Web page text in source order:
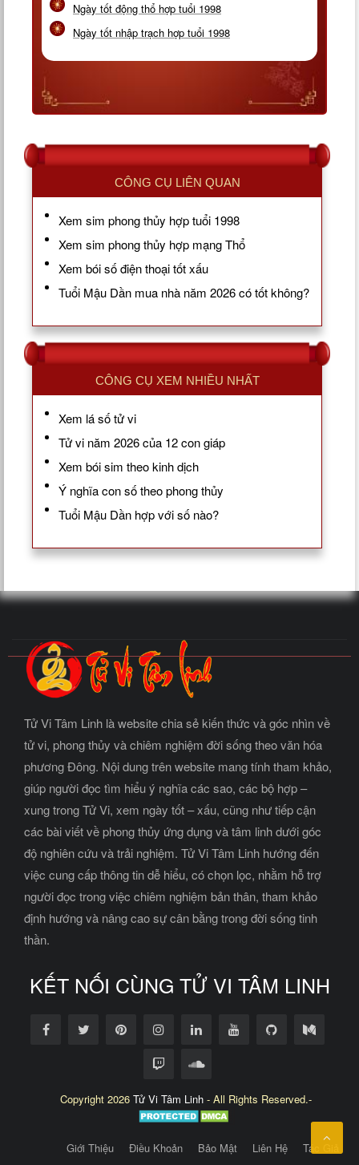
Ngày tốt động thổ hợp tuổi 1998
Ngày tốt nhập trạch hợp tuổi 1998
CÔNG CỤ LIÊN QUAN
Xem sim phong thủy hợp tuổi 1998
Xem sim phong thủy hợp mạng Thổ
Xem bói số điện thoại tốt xấu
Tuổi Mậu Dần mua nhà năm 2026 có tốt không?
CÔNG CỤ XEM NHIỀU NHẤT
Xem lá số tử vi
Tử vi năm 2026 của 12 con giáp
Xem bói sim theo kinh dịch
Ý nghĩa con số theo phong thủy
Tuổi Mậu Dần hợp với số nào?
Tử Vi Tâm Linh là website chia sẻ kiến thức và góc nhìn về
tử vi, phong thủy và chiêm nghiệm đời sống theo văn hóa
phương Đông. Nội dung trên website mang tính tham khảo,
giúp người đọc tìm hiểu ý nghĩa các sao, các bộ hợp –
xung trong Tử Vi, xem ngày tốt – xấu, cũng như tiếp cận
các bài viết về phong thủy ứng dụng và tâm linh dưới góc
độ nghiên cứu và trải nghiệm. Tử Vi Tâm Linh hướng đến
việc cung cấp thông tin dễ hiểu, có chọn lọc, nhằm hỗ trợ
người đọc trong việc chiêm nghiệm bản thân, tham khảo
định hướng và nâng cao sự cân bằng trong đời sống tinh
thần.
KẾT NỐI CÙNG TỬ VI TÂM LINH
Copyright 2026 Tử Vi Tâm Linh- All Rights Reserved.-
Giới Thiệu Điều Khoản Bảo Mật Liên Hệ Tác Giả